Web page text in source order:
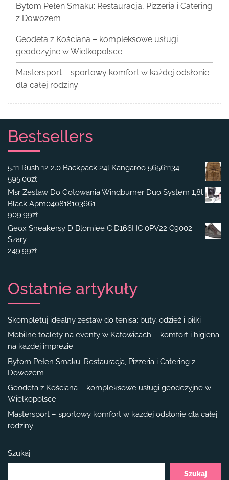
Bytom Pełen Smaku: Restauracja, Pizzeria i Catering
z Dowozem
Geodeta z Kościana – kompleksowe usługi
geodezyjne w Wielkopolsce
Mastersport – sportowy komfort w każdej odsłonie
dla całej rodziny
Bestsellers
5.11 Rush 12 2.0 Backpack 24l Kangaroo 56561134
595.00zł
Msr Zestaw Do Gotowania Windburner Duo System 1,8l
Black Apm040818103661
909.99zł
Geox Sneakersy D Blomiee C D166HC 0PV22 C9002
Szary
249.99zł
Ostatnie artykuły
Skompletuj idealny zestaw do tenisa: buty, odzież i piłki
Mobilne toalety na eventy w Katowicach – komfort i higiena
na każdej imprezie
Bytom Pełen Smaku: Restauracja, Pizzeria i Catering z
Dowozem
Geodeta z Kościana – kompleksowe usługi geodezyjne w
Wielkopolsce
Mastersport – sportowy komfort w każdej odsłonie dla całej
rodziny
Szukaj
Szukaj